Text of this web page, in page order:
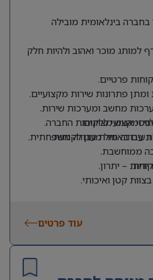
בינלאומית מובילה
למותג מוכר ואהוב ולהיות חלק
פרטיים.
פתרונות שירות מקצועיים.
מחשב ומערכות שירות.
ומקצועי ללקוחות החברה.
באווירת עבודה משפחתית.
אנוש מצוינים.
עבודה מול מגוון לקוחות.
ממוחשבת.
– יתרון.
קטן ואיכותי.
עוד פרטים